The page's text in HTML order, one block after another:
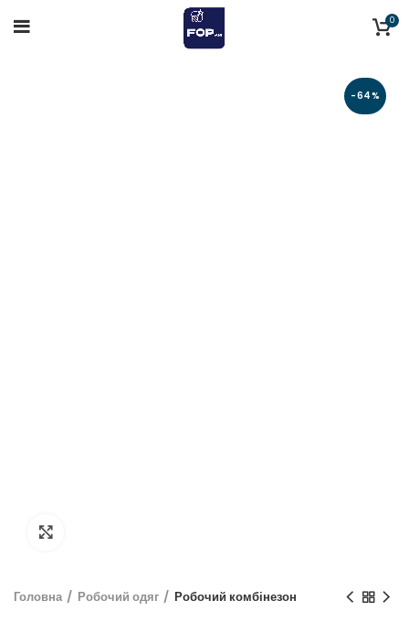
0
-64%
Головна Робочий одяг Робочий комбінезон